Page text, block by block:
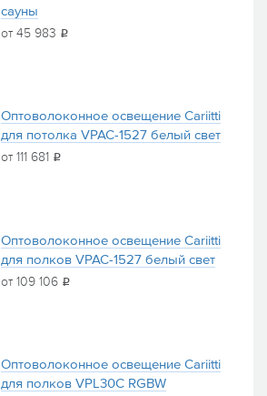
сауны
от 45 983 i
Оптоволоконное освещение Cariitti
для потолка VPAC-1527 белый свет
от 111 681 i
Оптоволоконное освещение Cariitti
для полков VPAC-1527 белый свет
от 109 106 i
Оптоволоконное освещение Cariitti
для полков VPL30C RGBW